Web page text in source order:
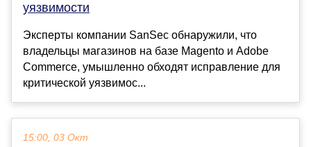
уязвимости
Эксперты компании SanSec обнаружили, что
владельцы магазинов на базе Magento и Adobe
Commerce, умышленно обходят исправление для
критической уязвимос...
15:00, 03 Окт